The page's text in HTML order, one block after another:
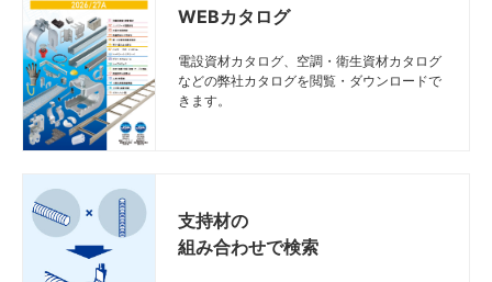
WEBカタログ
電設資材カタログ、空調・衛生資材カタログ
などの弊社カタログを閲覧・ダウンロードで
きます。
支持材の
組み合わせで検索